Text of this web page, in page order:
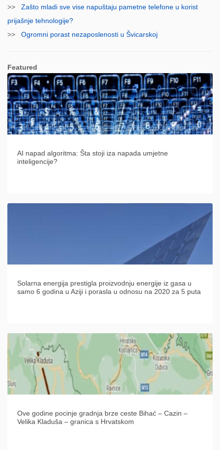
>> Zašto mladi sve vise napuštaju pametne telefone u korist
prijašnje tehnologije?
>> Ogromni porast nezaposlenosti u Švicarskoj
Featured
AI napad algoritma: Šta stoji iza napada umjetne
inteligencije?
Solarna energija prestigla proizvodnju energije iz gasa u
samo 6 godina u Aziji i porasla u odnosu na 2020 za 5 puta
Ove godine pocinje gradnja brze ceste Bihać – Cazin –
Velika Kladuša – granica s Hrvatskom